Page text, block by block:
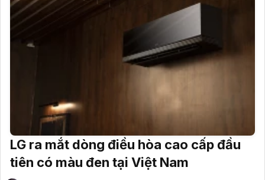
LG ra mắt dòng điều hòa cao cấp đầu
tiên có màu đen tại Việt Nam